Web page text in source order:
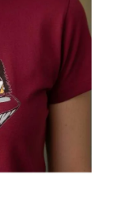
Napište nám